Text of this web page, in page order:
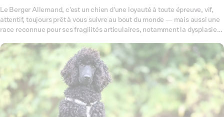
Le Berger Allemand, c'est un chien d'une loyauté à toute épreuve, vif,
attentif, toujours prêt à vous suivre au bout du monde — mais aussi une
race reconnue pour ses fragilités articulaires, notamment la dysplasie
2026 sur toutes les offres d'assurance santé disponibles pour votre
Berger Allemand, pour vous aider à trouver celle qui lui correspond
vraiment. Garanties, tarifs, exclusions : on décrypte tout, sans jargon,
pour que vous puissiez choisir sereinement.